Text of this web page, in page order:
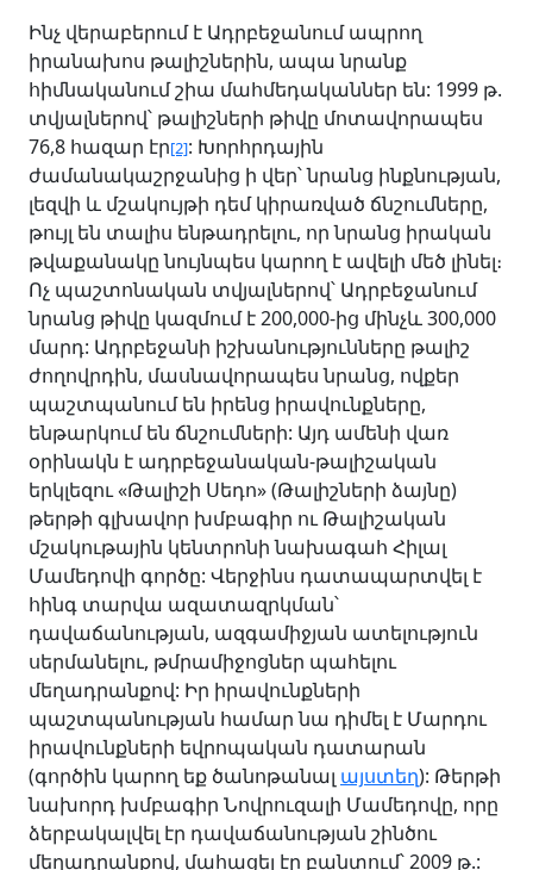
Ինչ վերաբերում է Ադրբեջանում ապրող
իրանախոս թալիշներին, ապա նրանք
հիմնականում շիա մահմեդականներ են: 1999 թ.
տվյալներով՝ թալիշների թիվը մոտավորապես
76,8 հազար էր[2]: Խորհրդային
ժամանակաշրջանից ի վեր՝ նրանց ինքնության,
լեզվի և մշակույթի դեմ կիրառված ճնշումները,
թույլ են տալիս ենթադրելու, որ նրանց իրական
թվաքանակը նույնպես կարող է ավելի մեծ լինել։
Ոչ պաշտոնական տվյալներով՝ Ադրբեջանում
նրանց թիվը կազմում է 200,000-ից մինչև 300,000
մարդ: Ադրբեջանի իշխանությունները թալիշ
ժողովրդին, մասնավորապես նրանց, ովքեր
պաշտպանում են իրենց իրավունքները,
ենթարկում են ճնշումների: Այդ ամենի վառ
օրինակն է ադրբեջանական-թալիշական
երկլեզու «Թալիշի Սեդո» (Թալիշների ձայնը)
թերթի գլխավոր խմբագիր ու Թալիշական
մշակութային կենտրոնի նախագահ Հիլալ
Մամեդովի գործը: Վերջինս դատապարտվել է
հինգ տարվա ազատազրկման՝
դավաճանության, ազգամիջյան ատելություն
սերմանելու, թմրամիջոցներ պահելու
մեղադրանքով: Իր իրավունքների
պաշտպանության համար նա դիմել է Մարդու
իրավունքների եվրոպական դատարան
(գործին կարող եք ծանոթանալ այստեղ): Թերթի
նախորդ խմբագիր Նովրուզալի Մամեդովը, որը
ձերբակալվել էր դավաճանության շինծու
մեղադրանքով, մահացել էր բանտում՝ 2009 թ.: